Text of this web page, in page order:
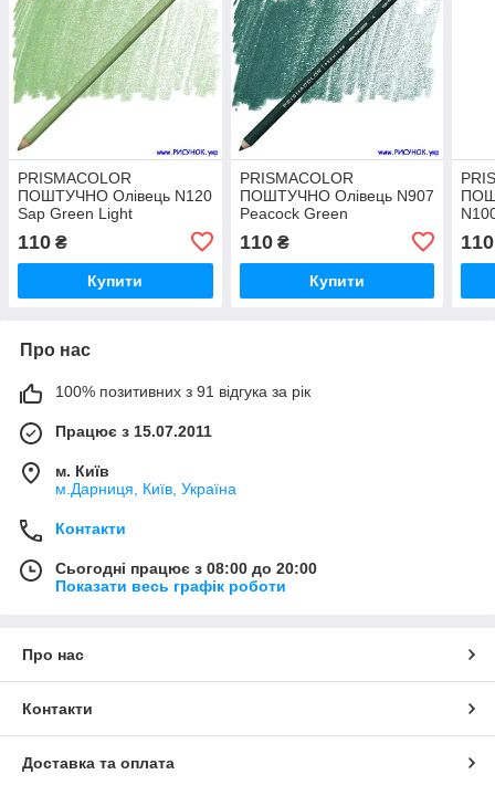
PRISMACOLOR
ПОШТУЧНО Олівець N120
Sap Green Light
110 ₴
Купити
PRISMACOLOR
ПОШТУЧНО Олівець N907
Peacock Green
110₴
Купити
110
Про нас
100% позитивних з 91 відгука за рік
Працює з 15.07.2011
м. Київ
м.Дарниця, Київ, Україна
Контакти
Сьогодні працює з 08:00 до 20:00
Показати весь графік роботи
Про нас
Контакти
Доставка та оплата